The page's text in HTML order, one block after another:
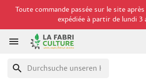
Toute commande passée sur le site
expédiée à partir de lundi 3

search